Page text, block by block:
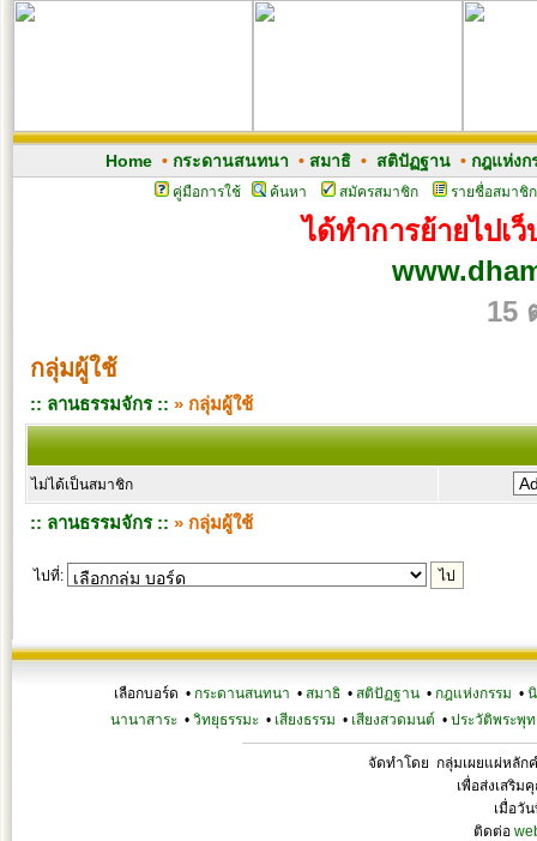
Home• กระดานสนทนา • สมาธิ• สติปัฏฐาน• กฎแห่งก
คู่มือการใช้ ค้นหา สมัครสมาชิก รายชื่อสมาชิก
ได้ทำการย้ายไปเ
15
กลุ่มผู้ใช้
:: ลานธรรมจักร :: » กลุ่มผู้ใช้
ไม่ได้เป็นสมาชิก
:: ลานธรรมจักร :: » กลุ่มผู้ใช้
ไปที่:
เลือกบอร์ด • กระดานสนทนา • สมาธิ • สติปัฏฐาน • กฎแห่งกรรม •
นานาสาระ• วิทยุธรรมะ• เสียงธรรม • เสียงสวดมนต์ • ประวัติพระพุท
จัดทำโดย กลุ่มเผยแผ่หลัก
เพื่อส่งเสริม
เมื่อวั
ติดต่อ